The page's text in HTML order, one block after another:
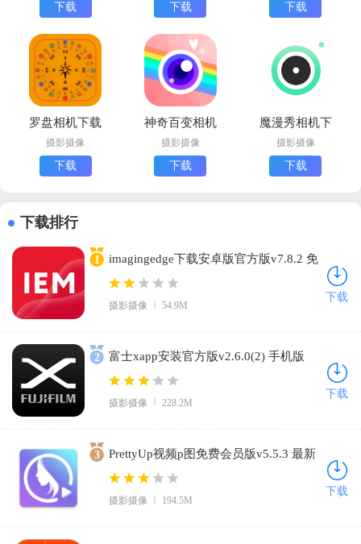
下载 下载 下载
罗盘相机下载
手机版
摄影摄像
下载
神奇百变相机
下载最新版
摄影摄像
下载
魔漫秀相机下
载安卓版
摄影摄像
下载
下载排行
1
imagingedge下载安卓版官方版v7.8.2 免
费版
摄影摄像 54.9M
下载
2 富士xapp安装官方版v2.6.0(2) 手机版
摄影摄像 228.2M
下载
3
PrettyUp视频p图免费会员版v5.5.3 最新
版
摄影摄像 194.5M
下载